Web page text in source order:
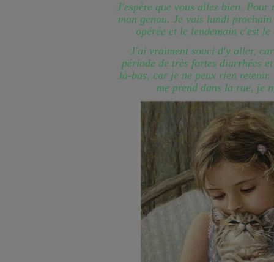
J'espère que vous allez bien.
mon genou. Je vais lundi
opérée et le lendemain c'est
J'ai vraiment souci d'y aller,
période de très fortes diarrhées
là-bas, car je ne peux rien
me prend dans la rue, je